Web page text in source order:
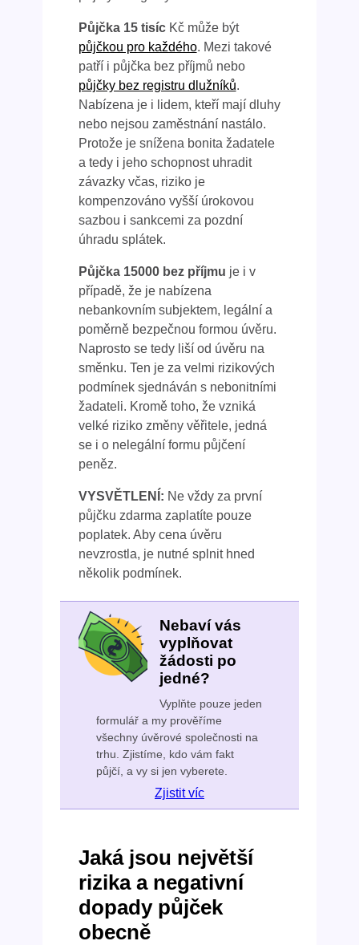
Půjčka 15 tisícKč může být
půjčkou pro každého. Mezi takové
patří i půjčka bez příjmů nebo
půjčky bez registru dlužníků.
Nabízena je i lidem, kteří mají dluhy
nebo nejsou zaměstnání nastálo.
Protože je snížena bonita žadatele
a tedy i jeho schopnost uhradit
závazky včas, riziko je
kompenzováno vyšší úrokovou
sazbou i sankcemi za pozdní
úhradu splátek.
Půjčka 15000 bez příjmu je i v
případě, že je nabízena
nebankovním subjektem, legální a
poměrně bezpečnou formou úvěru.
Naprosto se tedy liší od úvěru na
směnku. Ten je za velmi rizikových
podmínek sjednáván s nebonitními
žadateli. Kromě toho, že vzniká
velké riziko změny věřitele, jedná
se i o nelegální formu půjčení
peněz.
VYSVĚTLENÍ: Ne vždy za první
půjčku zdarma zaplatíte pouze
poplatek. Aby cena úvěru
nevzrostla, je nutné splnit hned
několik podmínek.
Nebaví vás
vyplňovat
žádosti po
jedné?
Vyplňte pouze jeden
formulář a my prověříme
všechny úvěrové společnosti na
trhu. Zjistíme, kdo vám fakt
půjčí, a vy si jen vyberete.
Zjistit víc
Jaká jsou největší
rizika a negativní
dopady půjček
obecně